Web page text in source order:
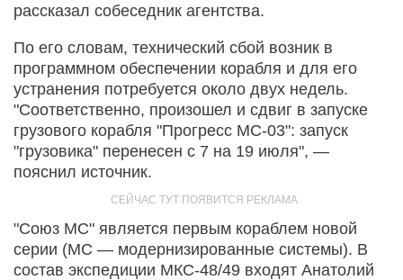
рассказал собеседник агентства.
По его словам, технический сбой возник в
программном обеспечении корабля и для его
устранения потребуется около двух недель.
"Соответственно, произошел и сдвиг в запуске
грузового корабля "Прогресс МС-03": запуск
"грузовика" перенесен с 7 на 19 июля", —
пояснил источник.
"Союз МС" является первым кораблем новой
серии (МС — модернизированные системы). В
состав экспедиции МКС-48/49 входят Анатолий